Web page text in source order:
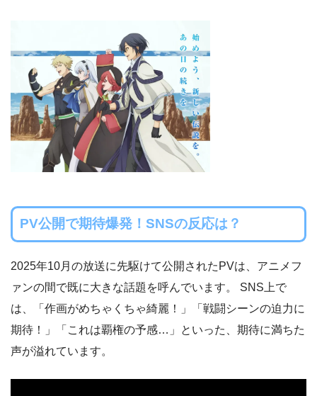
PV公開で期待爆発！SNSの反応は？
2025年10月の放送に先駆けて公開されたPVは、アニメフ
ァンの間で既に大きな話題を呼んでいます。 SNS上で
は、「作画がめちゃくちゃ綺麗！」「戦闘シーンの迫力に
期待！」「これは覇権の予感…」といった、期待に満ちた
声が溢れています。